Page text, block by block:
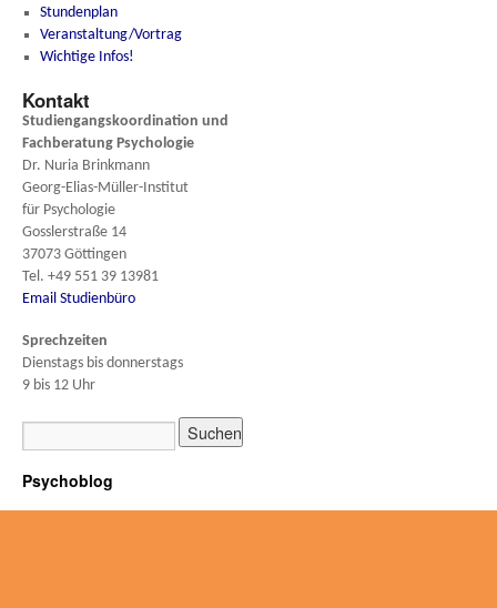
Stundenplan
Veranstaltung/Vortrag
Wichtige Infos!
Kontakt
Studiengangskoordination und
Fachberatung Psychologie
Dr. Nuria Brinkmann
Georg-Elias-Müller-Institut
für Psychologie
Gosslerstraße 14
37073 Göttingen
Tel. +49 551 39 13981
Email Studienbüro
Sprechzeiten
Dienstags bis donnerstags
9 bis 12 Uhr
Psychoblog